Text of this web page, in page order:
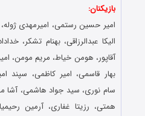
بازیکنان:
امیر حسین رستمی، امیرمهدی
الیکا عبدالرزاقی، بهنام تشکر،
آقاپور، هومن خیاط، مریم مومن،
بهار قاسمی، امیر کاظمی، سپند
سام نوری، سید جواد هاشمی،
همتی، رزیتا غفاری، آرمین